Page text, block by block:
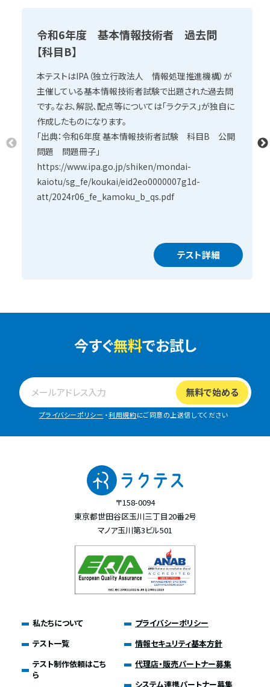
令和6年度 基本情報技術者 過去問
【科目B】
本テストはIPA（独立行政法人 情報処理推進機構）が
主催している基本情報技術者試験で出題された過去問
です。なお、解説、配点等については「ラクテス」が独自に
作成したものになります。
「出典：令和6年度 基本情報技術者試験 科目B 公開
問題 問題冊子」
https://www.ipa.go.jp/shiken/mondai-
kaiotu/sg_fe/koukai/eid2eo0000007g1d-
att/2024r06_fe_kamoku_b_qs.pdf
テスト詳細
今すぐ無料でお試し
プライバシーポリシー ・利用規約にご同意の上送信してください
〒158-0094
東京都世田谷区玉川三丁目20番2号
マノア玉川第3ビル501
私たちについて
テスト一覧
テスト制作依頼はこち
ら
プライバシーポリシー
情報セキュリティ基本方針
代理店・販売パートナー募集
システム連携パートナー募集